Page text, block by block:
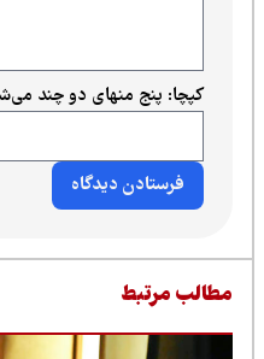
کپچا: پنج منهای دو چند می‌شود؟*
مرتبط